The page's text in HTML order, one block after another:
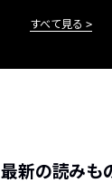
すべて見る
最新の読みも